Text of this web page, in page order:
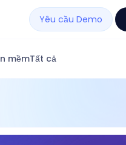
Yêu cầu Demo
mềmTất cả